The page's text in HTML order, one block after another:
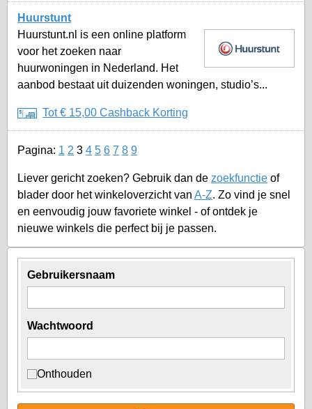
Gebruikersnaam
Wachtwoord
Onthouden
Huurstunt
Huurstunt.nl is een online platform
voor het zoeken naar
huurwoningen in Nederland. Het
aanbod bestaat uit duizenden woningen, studio’s...
Tot € 15,00 Cashback Korting
Pagina: 1 2 3 4 5 6 7 8 9
Liever gericht zoeken? Gebruik dan de zoekfunctie of
blader door het winkeloverzicht van A-Z. Zo vind je snel
en eenvoudig jouw favoriete winkel - of ontdek je
nieuwe winkels die perfect bij je passen.